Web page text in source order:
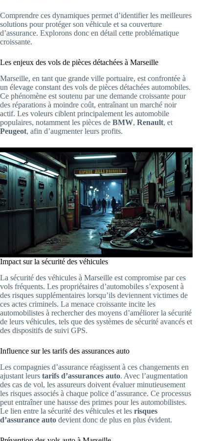
Comprendre ces dynamiques permet d’identifier les meilleures
solutions pour protéger son véhicule et sa couverture
d’assurance. Explorons donc en détail cette problématique
croissante.
Les enjeux des vols de pièces détachées à Marseille
Marseille, en tant que grande ville portuaire, est confrontée à
un élevage constant des vols de pièces détachées automobiles.
Ce phénomène est soutenu par une demande croissante pour
des réparations à moindre coût, entraînant un marché noir
actif. Les voleurs ciblent principalement les automobile
populaires, notamment les pièces de BMW, Renault, et
Peugeot, afin d’augmenter leurs profits.
Impact sur la sécurité des véhicules
La sécurité des véhicules à Marseille est compromise par ces
vols fréquents. Les propriétaires d’automobiles s’exposent à
des risques supplémentaires lorsqu’ils deviennent victimes de
ces actes criminels. La menace croissante incite les
automobilistes à rechercher des moyens d’améliorer la sécurité
de leurs véhicules, tels que des systèmes de sécurité avancés et
des dispositifs de suivi GPS.
Influence sur les tarifs des assurances auto
Les compagnies d’assurance réagissent à ces changements en
ajustant leurs tarifs d’assurances auto. Avec l’augmentation
des cas de vol, les assureurs doivent évaluer minutieusement
les risques associés à chaque police d’assurance. Ce processus
peut entraîner une hausse des primes pour les automobilistes.
Le lien entre la sécurité des véhicules et les risques
d’assurance auto devient donc de plus en plus évident.